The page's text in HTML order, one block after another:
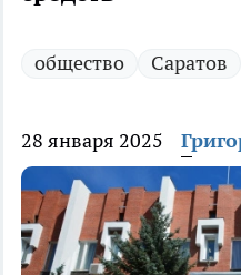
общество Саратов
28 января 2025